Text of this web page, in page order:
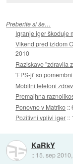
Preberite si še…
Igranje iger škoduje
Vikend pred izidom
2010
Raziskave "zdravila
'FPS-ji' so pomembni
Mobilni telefoni
Premajhna
Ponovno v Matriko ::
Pozitivni vplivi iger ::
KaRkY
:: 15. sep